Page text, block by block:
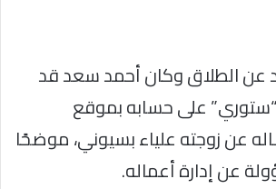
عن الطلاق وكان أحمد سعد قد
على حسابه بموقع
عن زوجته علياء بسيوني، موضحًا
عن إدارة أعماله.